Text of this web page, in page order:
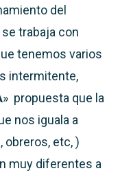
del
trabaja con
tenemos varios
intermitente,
» propuesta que la
nos iguala a
etc, )
muy diferentes a